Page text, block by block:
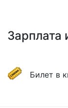
Зарплата
Билет в